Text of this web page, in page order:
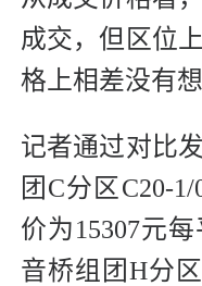
成交，但区位
格上相差没有
记者通过对比
团C分区C20-
价为15307元
音桥组团H分